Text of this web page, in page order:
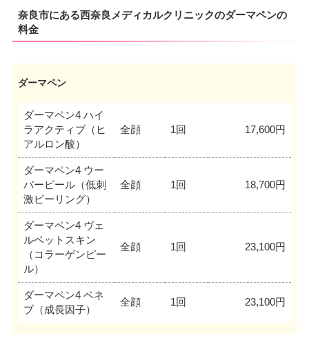
奈良市にある西奈良メディカルクリニックのダーマペンの
料金
ダーマペン
ダーマペン4 ハイ
ラアクティブ（ヒ
アルロン酸）
全顔 1回 17,600円
ダーマペン4 ウー
バーピール（低刺
激ピーリング）
全顔 1回 18,700円
ダーマペン4 ヴェ
ルベットスキン
（コラーゲンピー
ル）
全顔 1回 23,100円
ダーマペン4 ベネ
ブ（成長因子）
全顔 1回 23,100円